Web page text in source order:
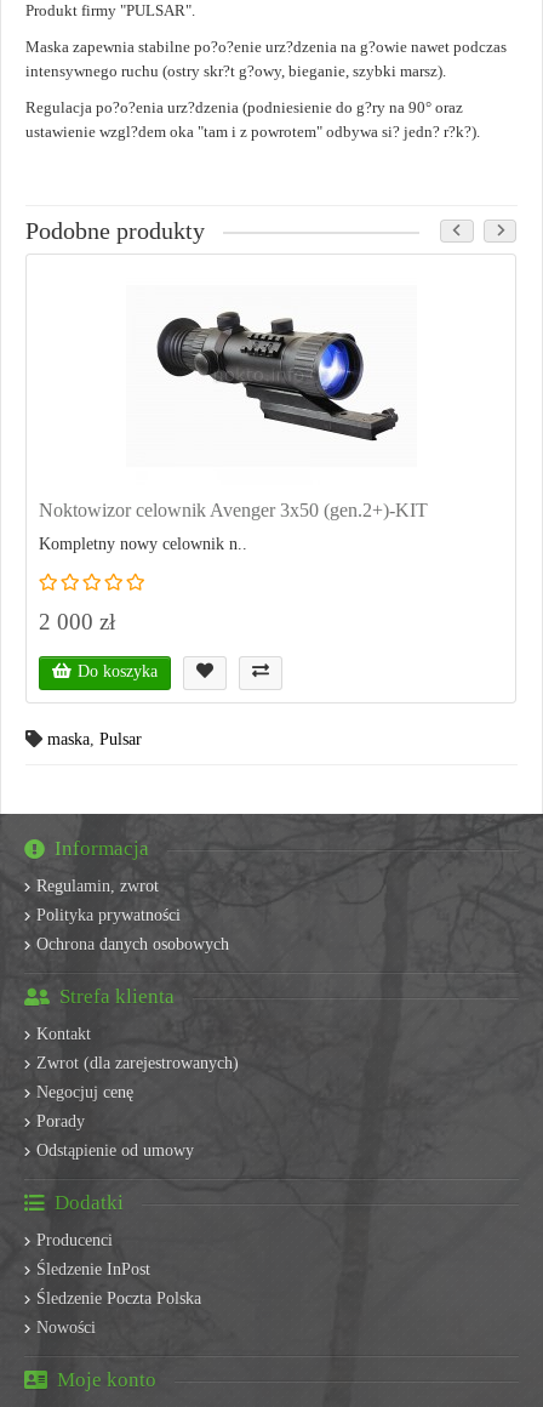
Produkt firmy "PULSAR".
Maska zapewnia stabilne po?o?enie urz?dzenia na g?owie nawet podczas
intensywnego ruchu (ostry skr?t g?owy, bieganie, szybki marsz).
Regulacja po?o?enia urz?dzenia (podniesienie do g?ry na 90° oraz
ustawienie wzgl?dem oka "tam i z powrotem" odbywa si? jedn? r?k?).
Podobne produkty
Noktowizor celownik Avenger 3x50 (gen.2+)-KIT
Kompletny nowy celownik n..
2 000 zł
Do koszyka
maska, Pulsar
Informacja
Regulamin, zwrot
Polityka prywatności
Ochrona danych osobowych
Strefa klienta
Kontakt
Zwrot (dla zarejestrowanych)
Negocjuj cenę
Porady
Odstąpienie od umowy
Dodatki
Producenci
Śledzenie InPost
Śledzenie Poczta Polska
Nowości
Moje konto